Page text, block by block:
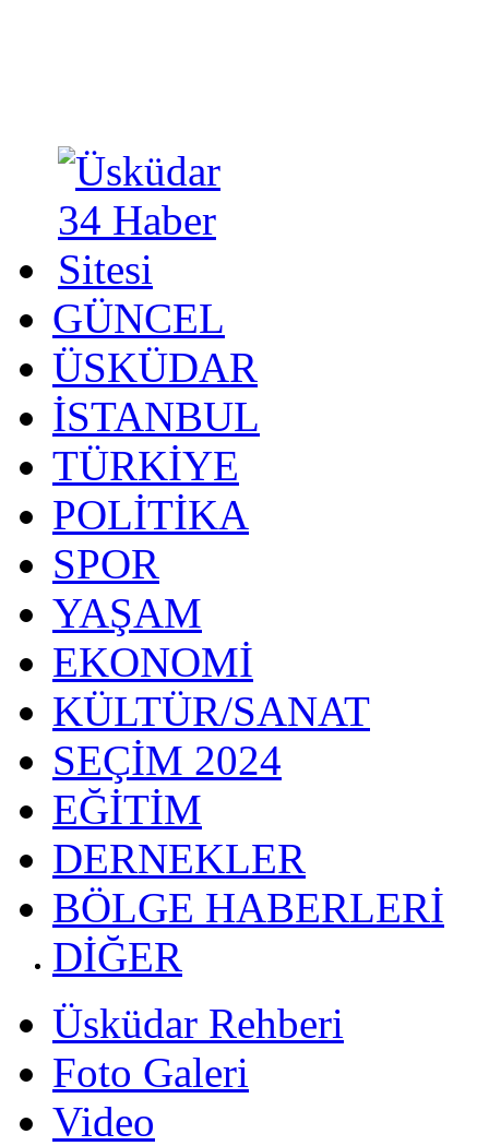
GÜNCEL
ÜSKÜDAR
İSTANBUL
TÜRKİYE
POLİTİKA
SPOR
YAŞAM
EKONOMİ
KÜLTÜR/SANAT
SEÇİM 2024
EĞİTİM
DERNEKLER
BÖLGE HABERLERİ
DİĞER
Üsküdar Rehberi
Foto Galeri
Video